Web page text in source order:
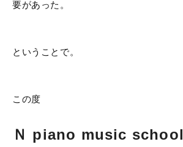
要があった。
ということで。
この度
Ｎ piano music school